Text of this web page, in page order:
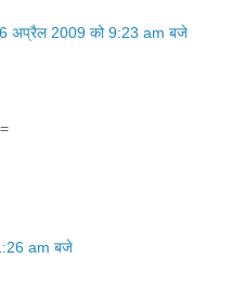
अप्रैल 2009 को 9:23 am बजे
am बजे